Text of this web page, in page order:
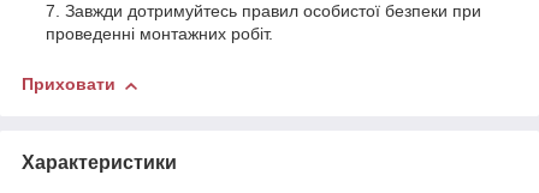
Завжди дотримуйтесь правил особистої безпеки при
проведенні монтажних робіт.
Приховати
Характеристики